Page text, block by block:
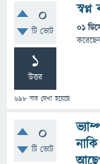
0
টি ভোট
1
উত্তর
698 বার দেখা হয়েছে
01
0
টি ভোট